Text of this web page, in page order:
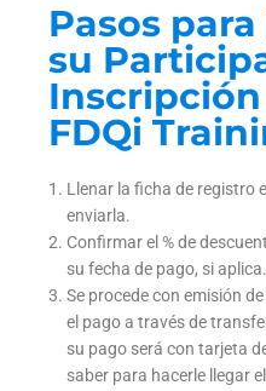
Pasos
su
FDQi
Llenar la ficha de registro
enviarla.
Confirmar el % de
su fecha de pago, si aplica.
Se procede con emisión
el pago a través de
su pago será con tarjeta
saber para hacerle llegar